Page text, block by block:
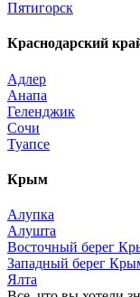
Пятигорск
Краснодарский
Адлер
Анапа
Геленджик
Сочи
Туапсе
Крым
Алупка
Алушта
Восточный берег
Западный берег
Ялта